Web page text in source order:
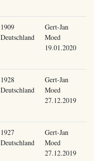
1909
Deutschland
Gert-Jan
Moed
19.01.2020
1928
Deutschland
Gert-Jan
Moed
27.12.2019
1927
Deutschland
Gert-Jan
Moed
27.12.2019